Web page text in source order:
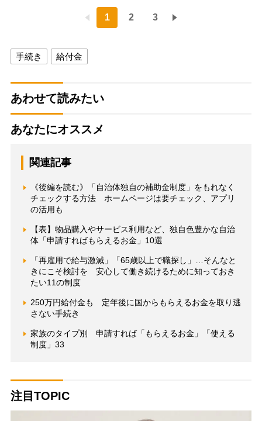
1 2 3
手続き 給付金
あわせて読みたい
あなたにオススメ
関連記事
《後編を読む》「自治体独自の補助金制度」をもれなく
チェックする方法 ホームページは要チェック、アプリ
の活用も
【表】物品購入やサービス利用など、独自色豊かな自治
体「申請すればもらえるお金」10選
「再雇用で給与激減」「65歳以上で職探し」…そんなと
きにこそ検討を 安心して働き続けるために知っておき
たい11の制度
250万円給付金も 定年後に国からもらえるお金を取り逃
さない手続き
家族のタイプ別 申請すれば「もらえるお金」「使える
制度」33
注目TOPIC